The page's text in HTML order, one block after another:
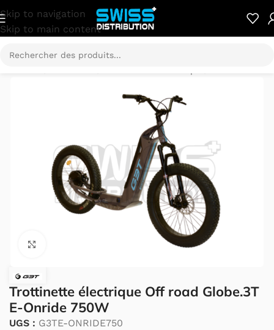
Skip to navigation
Skip to main content
Trottinette électrique Off road Globe.3T
E-Onride 750W
UGS : G3TE-ONRIDE750